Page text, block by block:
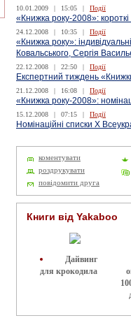
10.01.2009 | 15:05 | Події
«Книжка року-2008»:
24.12.2008 | 10:35 | Події
«Книжка року»:
Ковальського, Сергія
22.12.2008 | 22:50 | Події
Експертний тиждень
21.12.2008 | 16:08 | Події
«Книжка року-2008»:
15.12.2008 | 07:15 | Події
Номінаційні списки X
коментувати
роздрукувати
повідомити друга
Книги від Yakaboo
Дайвинг
для крокодила